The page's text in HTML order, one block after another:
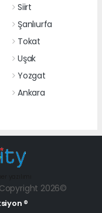
Siirt
Şanlıurfa
Tokat
Uşak
Yozgat
Ankara
2026©
®